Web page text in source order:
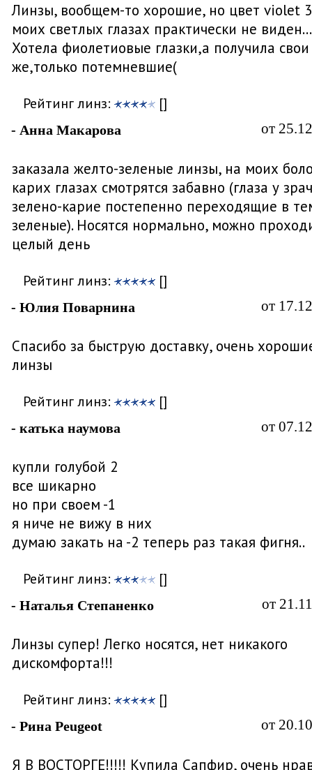
Линзы, вообщем-то хорошие, но цвет violet
моих светлых глазах практически не виден...
Хотела фиолетиовые глазки,а получила свои
же,только потемневшие(
Рейтинг линз: []
- Анна Макарова от
заказала желто-зеленые линзы, на моих
карих глазах смотрятся забавно (глаза у
зелено-карие постепенно переходящие в
зеленые). Носятся нормально, можно
целый день
Рейтинг линз: []
- Юлия Поварнина от
Спасибо за быструю доставку, очень
линзы
Рейтинг линз: []
- катька наумова от
купли голубой 2
все шикарно
но при своем -1
я ниче не вижу в них
думаю закать на -2 теперь раз такая фигня..
Рейтинг линз: []
- Наталья Степаненко от
Линзы супер! Легко носятся, нет никакого
дискомфорта!!!
Рейтинг линз: []
- Рина Peugeot от
Я В ВОСТОРГЕ!!!!! Купила Сапфир, очень